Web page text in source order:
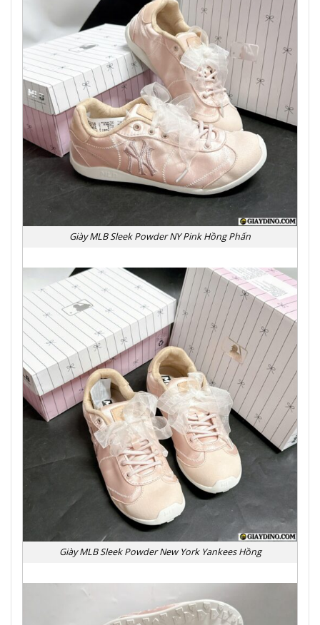
Giày MLB Sleek Powder NY Pink Hồng Phấn
Giày MLB Sleek Powder New York Yankees Hồng